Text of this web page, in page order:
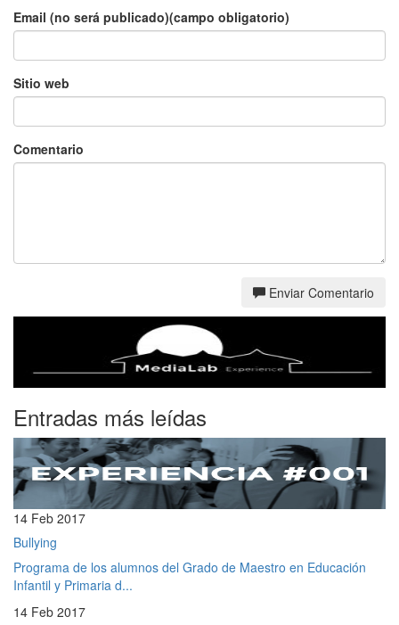
Email (no será publicado)(campo obligatorio)
Sitio web
Comentario
Enviar Comentario
Entradas más leídas
14 Feb 2017
Bullying
Programa de los alumnos del Grado de Maestro en Educación
Infantil y Primaria d...
14 Feb 2017